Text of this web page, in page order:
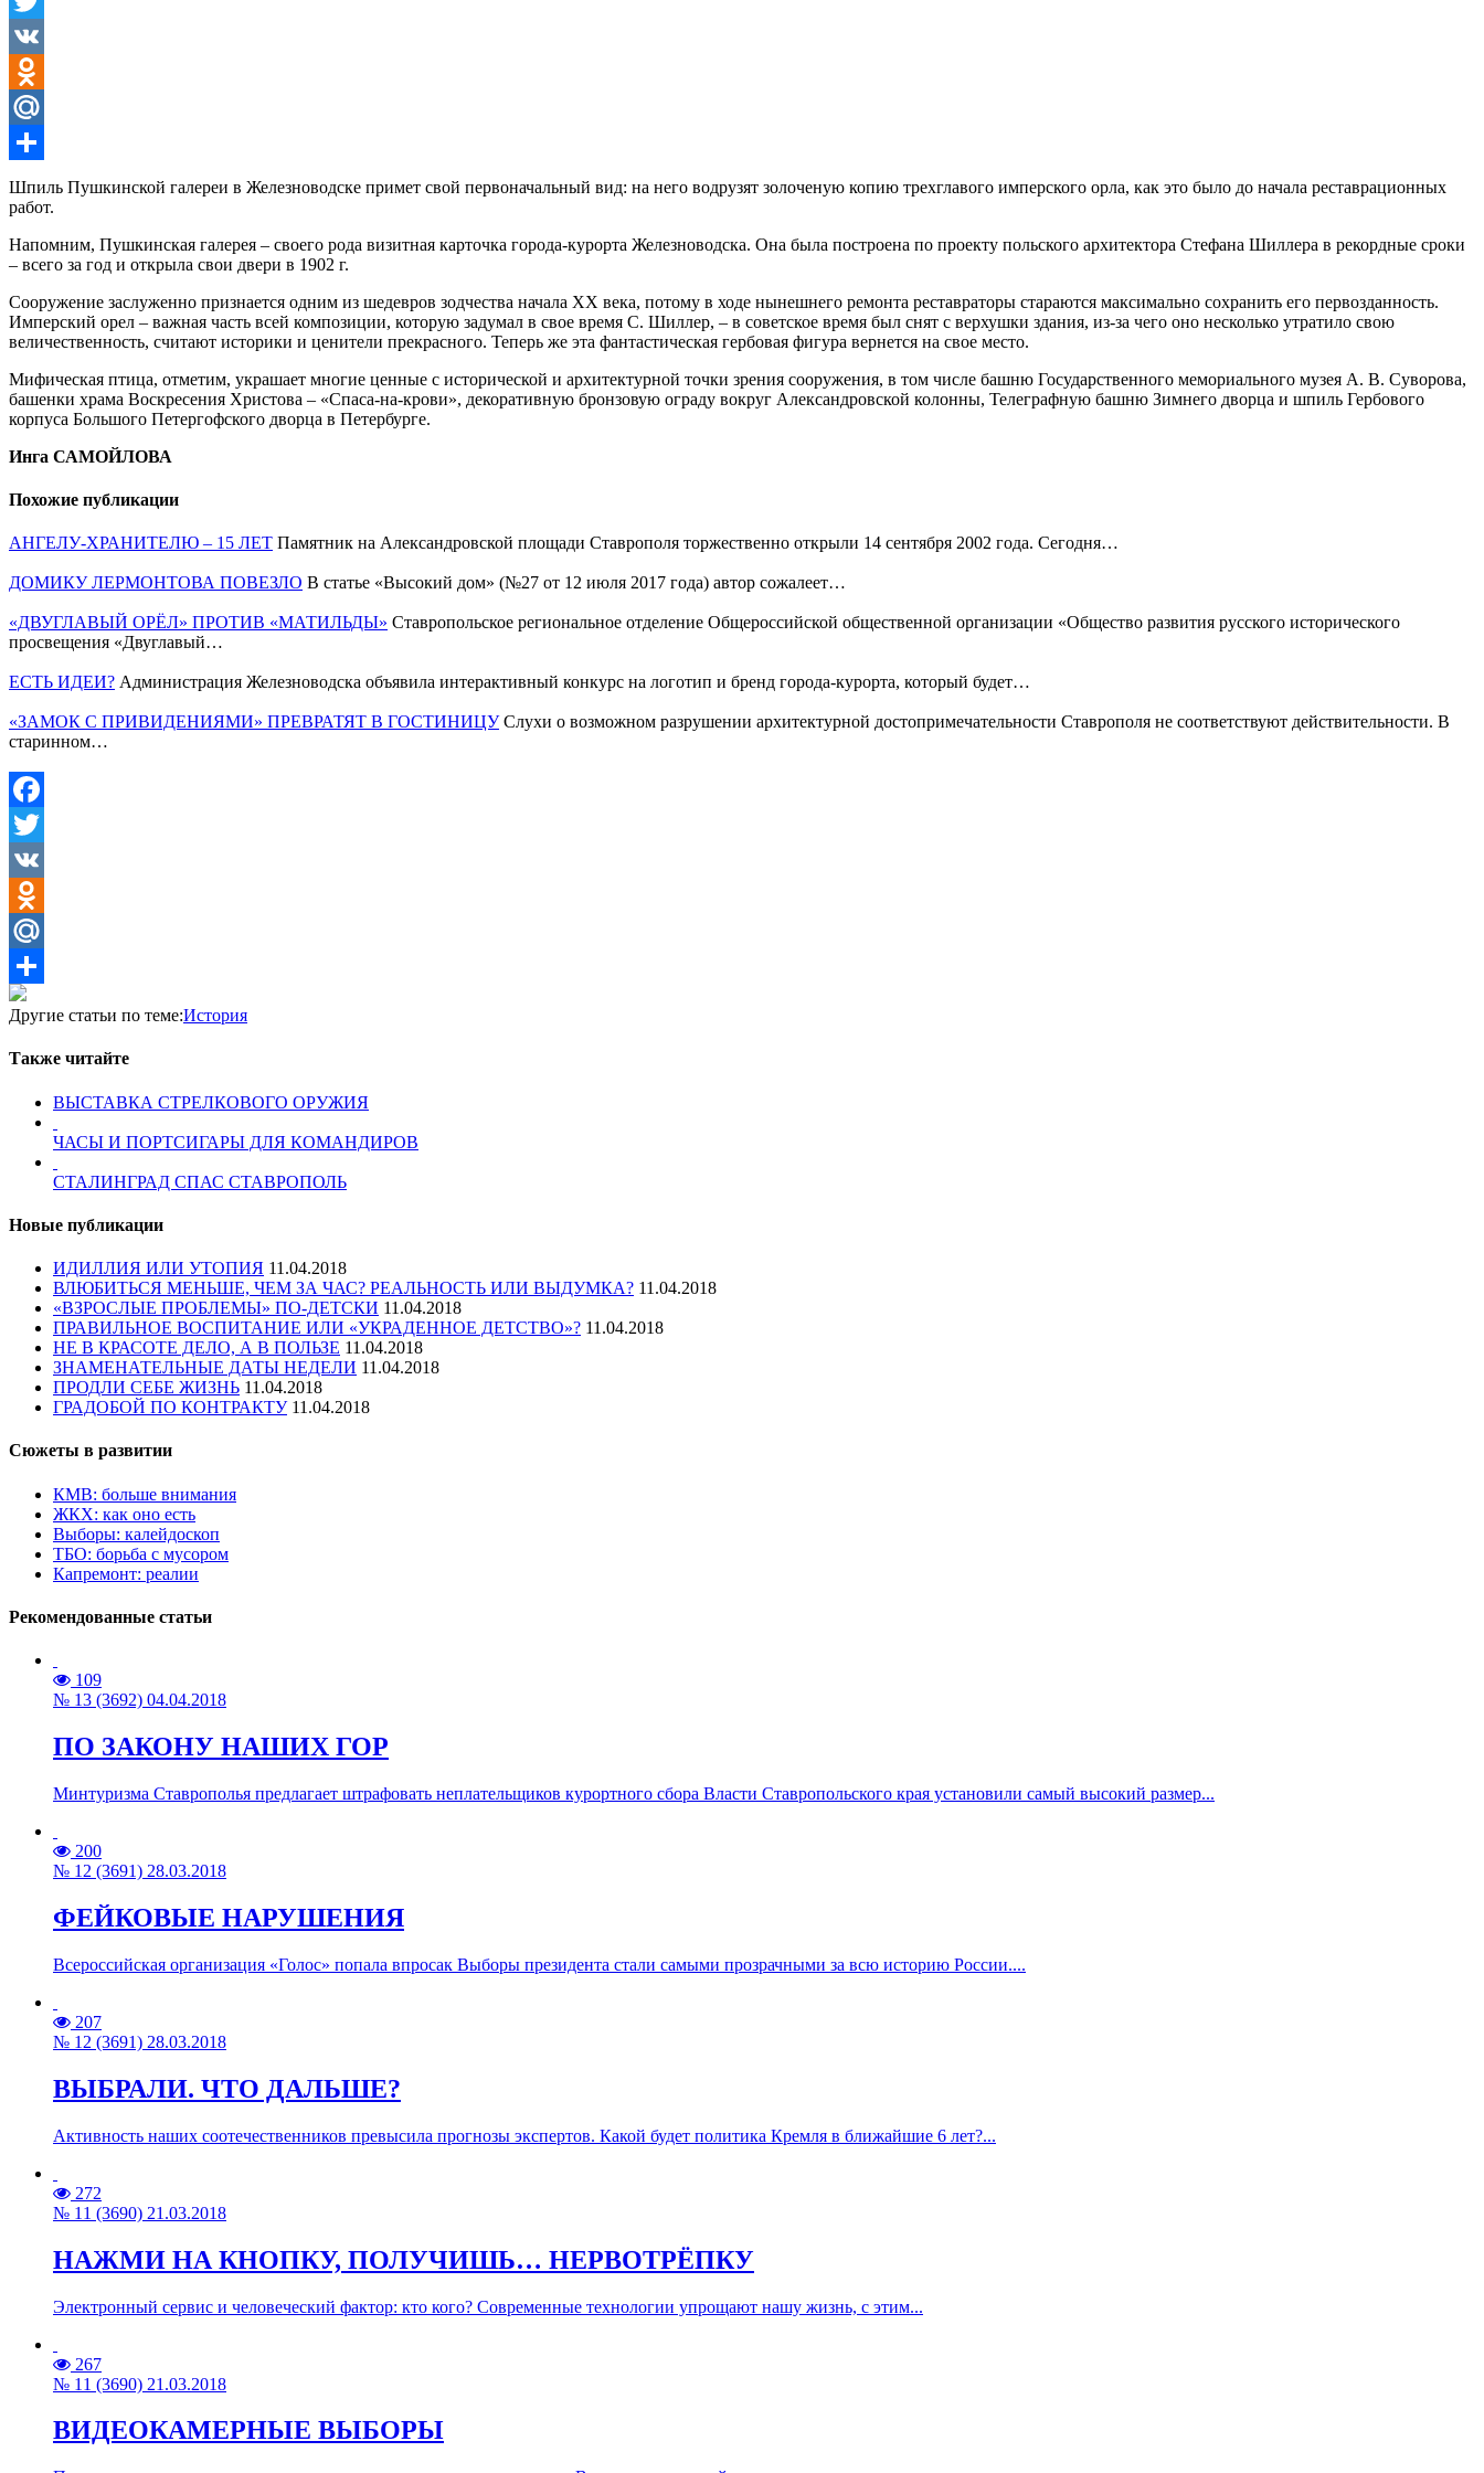
Twitter
VK
Odnoklassniki
Mail.Ru
Отправить
Шпиль Пушкинской галереи в Железноводске примет свой первоначальный вид: на него водрузят золоченую копию трехглавого имперского орла, как это было до начала реставрационных
работ.
Напомним, Пушкинская галерея – своего рода визитная карточка города-курорта Железноводска. Она была построена по проекту польского архитектора Стефана Шиллера в рекордные сроки
– всего за год и открыла свои двери в 1902 г.
Сооружение заслуженно признается одним из шедевров зодчества начала XX века, потому в ходе нынешнего ремонта реставраторы стараются максимально сохранить его первозданность.
Имперский орел – важная часть всей композиции, которую задумал в свое время С. Шиллер, – в советское время был снят с верхушки здания, из-за чего оно несколько утратило свою
величественность, считают историки и ценители прекрасного. Теперь же эта фантастическая гербовая фигура вернется на свое место.
Мифическая птица, отметим, украшает многие ценные с исторической и архитектурной точки зрения сооружения, в том числе башню Государственного мемориального музея А. В. Суворова,
башенки храма Воскресения Христова – «Спаса-на-крови», декоративную бронзовую ограду вокруг Александровской колонны, Телеграфную башню Зимнего дворца и шпиль Гербового
корпуса Большого Петергофского дворца в Петербурге.
Инга САМОЙЛОВА
Похожие публикации
АНГЕЛУ-ХРАНИТЕЛЮ – 15 ЛЕТ Памятник на Александровской площади Ставрополя торжественно открыли 14 сентября 2002 года. Сегодня…
ДОМИКУ ЛЕРМОНТОВА ПОВЕЗЛО В статье «Высокий дом» (№27 от 12 июля 2017 года) автор сожалеет…
«ДВУГЛАВЫЙ ОРЁЛ» ПРОТИВ «МАТИЛЬДЫ» Ставропольское региональное отделение Общероссийской общественной организации «Общество развития русского исторического
просвещения «Двуглавый…
ЕСТЬ ИДЕИ? Администрация Железноводска объявила интерактивный конкурс на логотип и бренд города-курорта, который будет…
«ЗАМОК С ПРИВИДЕНИЯМИ» ПРЕВРАТЯТ В ГОСТИНИЦУ Слухи о возможном разрушении архитектурной достопримечательности Ставрополя не соответствуют действительности. В
старинном…
Facebook
Twitter
VK
Odnoklassniki
Mail.Ru
Отправить
Другие статьи по теме:История
Также читайте
ВЫСТАВКА СТРЕЛКОВОГО ОРУЖИЯ
ЧАСЫ И ПОРТСИГАРЫ ДЛЯ КОМАНДИРОВ
СТАЛИНГРАД СПАС СТАВРОПОЛЬ
Новые публикации
ИДИЛЛИЯ ИЛИ УТОПИЯ 11.04.2018
ВЛЮБИТЬСЯ МЕНЬШЕ, ЧЕМ ЗА ЧАС? РЕАЛЬНОСТЬ ИЛИ ВЫДУМКА? 11.04.2018
«ВЗРОСЛЫЕ ПРОБЛЕМЫ» ПО-ДЕТСКИ 11.04.2018
ПРАВИЛЬНОЕ ВОСПИТАНИЕ ИЛИ «УКРАДЕННОЕ ДЕТСТВО»? 11.04.2018
НЕ В КРАСОТЕ ДЕЛО, А В ПОЛЬЗЕ 11.04.2018
ЗНАМЕНАТЕЛЬНЫЕ ДАТЫ НЕДЕЛИ 11.04.2018
ПРОДЛИ СЕБЕ ЖИЗНЬ 11.04.2018
ГРАДОБОЙ ПО КОНТРАКТУ 11.04.2018
Сюжеты в развитии
КМВ: больше внимания
ЖКХ: как оно есть
Выборы: калейдоскоп
ТБО: борьба с мусором
Капремонт: реалии
Рекомендованные статьи
109
№ 13 (3692) 04.04.2018
ПО ЗАКОНУ НАШИХ ГОР
Минтуризма Ставрополья предлагает штрафовать неплательщиков курортного сбора Власти Ставропольского края установили самый высокий размер...
200
№ 12 (3691) 28.03.2018
ФЕЙКОВЫЕ НАРУШЕНИЯ
Всероссийская организация «Голос» попала впросак Выборы президента стали самыми прозрачными за всю историю России....
207
№ 12 (3691) 28.03.2018
ВЫБРАЛИ. ЧТО ДАЛЬШЕ?
Активность наших соотечественников превысила прогнозы экспертов. Какой будет политика Кремля в ближайшие 6 лет?...
272
№ 11 (3690) 21.03.2018
НАЖМИ НА КНОПКУ, ПОЛУЧИШЬ… НЕРВОТРЁПКУ
Электронный сервис и человеческий фактор: кто кого? Современные технологии упрощают нашу жизнь, с этим...
267
№ 11 (3690) 21.03.2018
ВИДЕОКАМЕРНЫЕ ВЫБОРЫ